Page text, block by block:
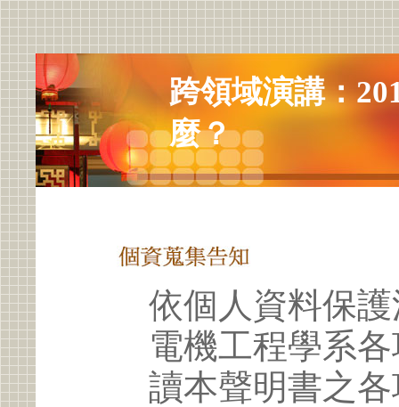
跨領域演講：
麼？
依個人資料保
電機工程學系
讀本聲明書之